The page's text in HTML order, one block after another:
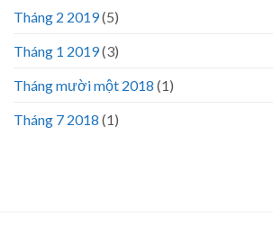
Tháng 2 2019(5)
Tháng 1 2019(3)
Tháng mười một 2018 (1)
Tháng 7 2018 (1)